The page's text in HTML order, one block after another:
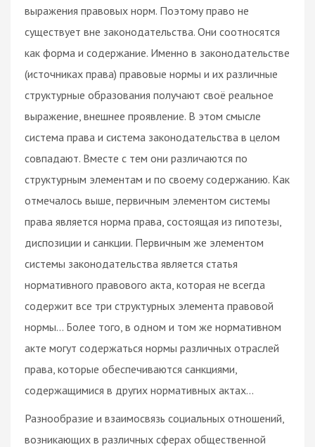
выражения правовых норм. Поэтому право не
существует вне законодательства. Они соотносятся
как форма и содержание. Именно в законодательстве
(источниках права) правовые нормы и их различные
структурные образования получают своё реальное
выражение, внешнее проявление. В этом смысле
система права и система законодательства в целом
совпадают. Вместе с тем они различаются по
структурным элементам и по своему содержанию. Как
отмечалось выше, первичным элементом системы
права является норма права, состоящая из гипотезы,
диспозиции и санкции. Первичным же элементом
системы законодательства является статья
нормативного правового акта, которая не всегда
содержит все три структурных элемента правовой
нормы... Более того, в одном и том же нормативном
акте могут содержаться нормы различных отраслей
права, которые обеспечиваются санкциями,
содержащимися в других нормативных актах...
Разнообразие и взаимосвязь социальных отношений,
возникающих в различных сферах общественной